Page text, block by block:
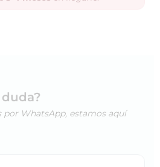
por WhatsApp, estamos aquí